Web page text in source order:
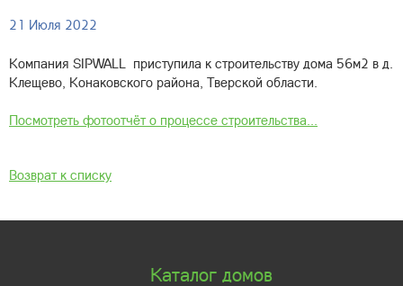
21 Июля 2022
Компания SIPWALL приступила к строительству дома 56м2 в д.
Клещево, Конаковского района, Тверской области.
Посмотреть фотоотчёт о процессе строительства...
Возврат к списку
Каталог домов